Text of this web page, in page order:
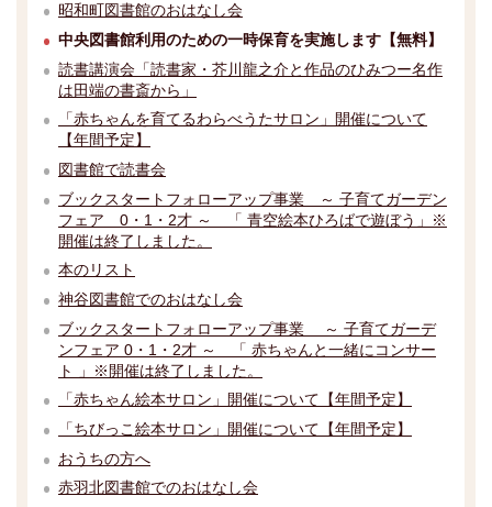
昭和町図書館のおはなし会
中央図書館利用のための一時保育を実施します【無料】
読書講演会「読書家・芥川龍之介と作品のひみつー名作
は田端の書斎から」
「赤ちゃんを育てるわらべうたサロン」開催について
【年間予定】
図書館で読書会
ブックスタートフォローアップ事業 ～ 子育てガーデン
フェア 0・1・2才 ～ 「 青空絵本ひろばで遊ぼう」※
開催は終了しました。
本のリスト
神谷図書館でのおはなし会
ブックスタートフォローアップ事業 ～ 子育てガーデ
ンフェア 0・1・2才 ～ 「 赤ちゃんと一緒にコンサー
ト 」※開催は終了しました。
「赤ちゃん絵本サロン」開催について【年間予定】
「ちびっこ絵本サロン」開催について【年間予定】
おうちの方へ
赤羽北図書館でのおはなし会